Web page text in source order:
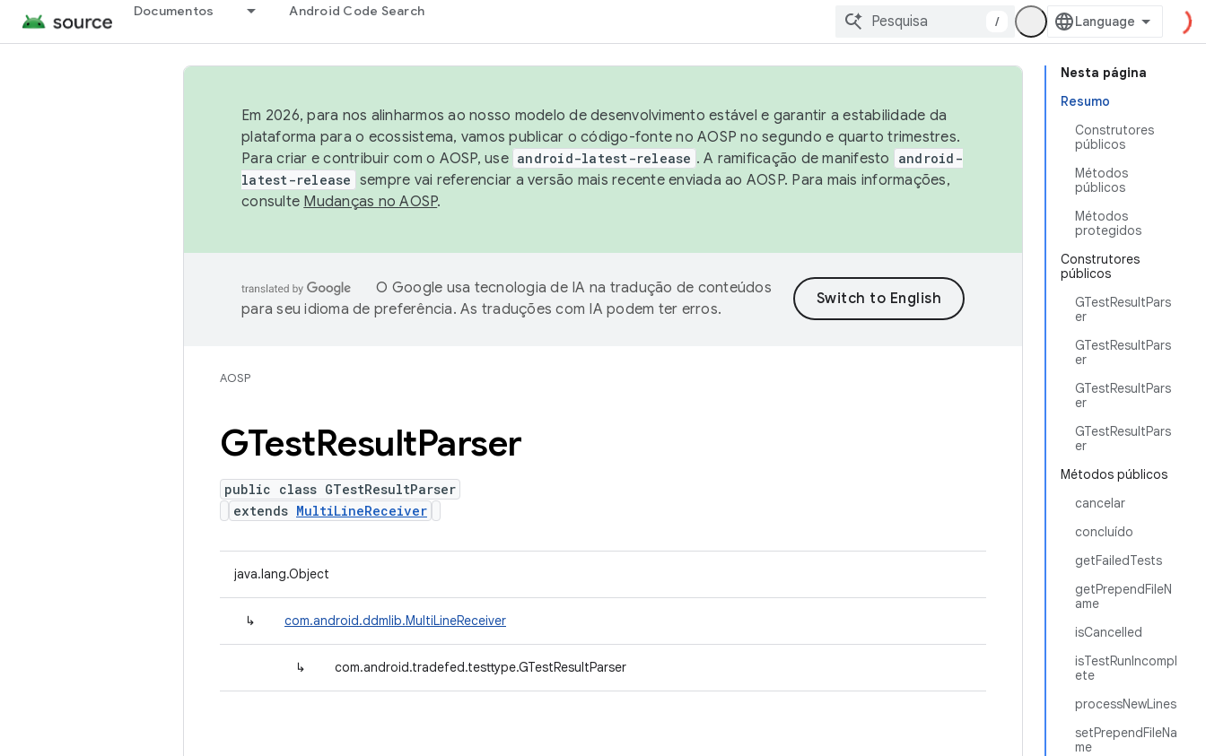
Documentos Android Code Search
/
Nesta página
Resumo
Construtores
públicos
Métodos
públicos
Métodos
protegidos
Construtores
públicos
GTestResultPars
er
GTestResultPars
er
GTestResultPars
er
GTestResultPars
er
Métodos públicos
cancelar
concluído
getFailedTests
getPrependFileN
ame
isCancelled
isTestRunIncompl
ete
processNewLines
setPrependFileNa
me
Em 2026, para nos alinharmos ao nosso modelo de desenvolvimento estável e garantir a estabilidade da
plataforma para o ecossistema, vamos publicar o código-fonte no AOSP no segundo e quarto trimestres.
Para criar e contribuir com o AOSP, use android-latest-release . A ramificação de manifesto
android-
latest-release sempre vai referenciar a versão mais recente enviada ao AOSP. Para mais informações,
consulte Mudanças no AOSP.
O Google usa tecnologia de IA na tradução de conteúdos
para seu idioma de preferência. As traduções com IA podem ter erros.
AOSP
GTestResultParser
public class GTestResultParser
extends MultiLineReceiver
java.lang.Object
↳ com.android.ddmlib.MultiLineReceiver
↳ com.android.tradefed.testtype.GTestResultParser